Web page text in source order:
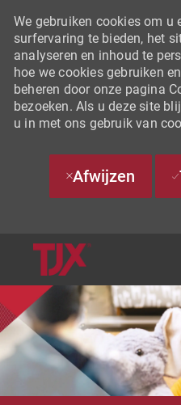
We gebruiken cookies om u
surfervaring te bieden, het
analyseren en inhoud te
hoe we cookies gebruiken
beheren door onze pagina
bezoeken. Als u deze site
u in met ons gebruik van
Afwijzen